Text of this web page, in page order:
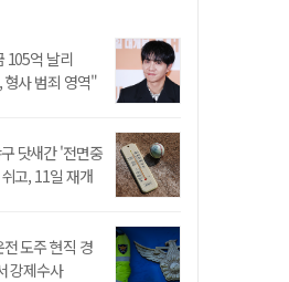
105억 날리
사 범죄 영역"
닷새간 '전면중
고, 11일 재개
도주 현직 경
강제수사